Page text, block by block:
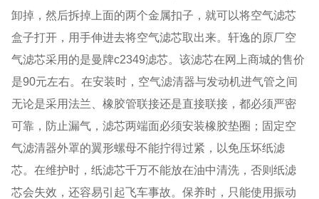
卸掉，然后拆掉上面的两个金属扣子，就可以将空气滤芯
盒子打开，用手伸进去将空气滤芯取出来。轩逸的原厂空
气滤芯采用的是曼牌c2349滤芯。该滤芯在网上商城的售价
是90元左右。在安装时，空气滤清器与发动机进气管之间
无论是采用法兰、橡胶管联接还是直接联接，都必须严密
可靠，防止漏气，滤芯两端面必须安装橡胶垫圈；固定空
气滤清器外罩的翼形螺母不能拧得过紧，以免压坏纸滤
芯。在维护时，纸滤芯千万不能放在油中清洗，否则纸滤
芯会失效，还容易引起飞车事故。保养时，只能使用振动